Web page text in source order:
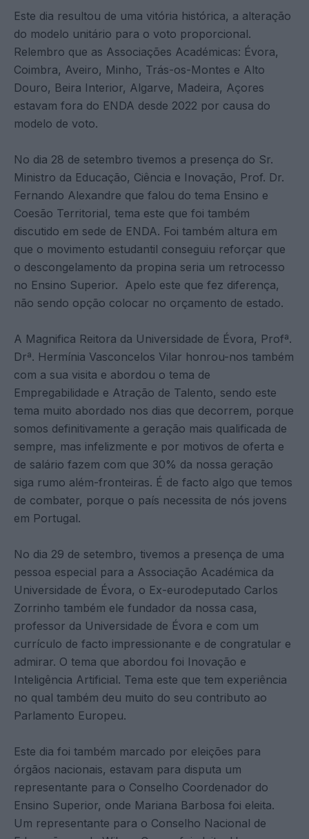
Este dia resultou de uma vitória histórica, a alteração
do modelo unitário para o voto proporcional.
Relembro que as Associações Académicas: Évora,
Coimbra, Aveiro, Minho, Trás-os-Montes e Alto
Douro, Beira Interior, Algarve, Madeira, Açores
estavam fora do ENDA desde 2022 por causa do
modelo de voto.
No dia 28 de setembro tivemos a presença do Sr.
Ministro da Educação, Ciência e Inovação, Prof. Dr.
Fernando Alexandre que falou do tema Ensino e
Coesão Territorial, tema este que foi também
discutido em sede de ENDA. Foi também altura em
que o movimento estudantil conseguiu reforçar que
o descongelamento da propina seria um retrocesso
no Ensino Superior. Apelo este que fez diferença,
não sendo opção colocar no orçamento de estado.
A Magnifica Reitora da Universidade de Évora, Profª.
Drª. Hermínia Vasconcelos Vilar honrou-nos também
com a sua visita e abordou o tema de
Empregabilidade e Atração de Talento, sendo este
tema muito abordado nos dias que decorrem, porque
somos definitivamente a geração mais qualificada de
sempre, mas infelizmente e por motivos de oferta e
de salário fazem com que 30% da nossa geração
siga rumo além-fronteiras. É de facto algo que temos
de combater, porque o país necessita de nós jovens
em Portugal.
No dia 29 de setembro, tivemos a presença de uma
pessoa especial para a Associação Académica da
Universidade de Évora, o Ex-eurodeputado Carlos
Zorrinho também ele fundador da nossa casa,
professor da Universidade de Évora e com um
currículo de facto impressionante e de congratular e
admirar. O tema que abordou foi Inovação e
Inteligência Artificial. Tema este que tem experiência
no qual também deu muito do seu contributo ao
Parlamento Europeu.
Este dia foi também marcado por eleições para
órgãos nacionais, estavam para disputa um
representante para o Conselho Coordenador do
Ensino Superior, onde Mariana Barbosa foi eleita.
Um representante para o Conselho Nacional de